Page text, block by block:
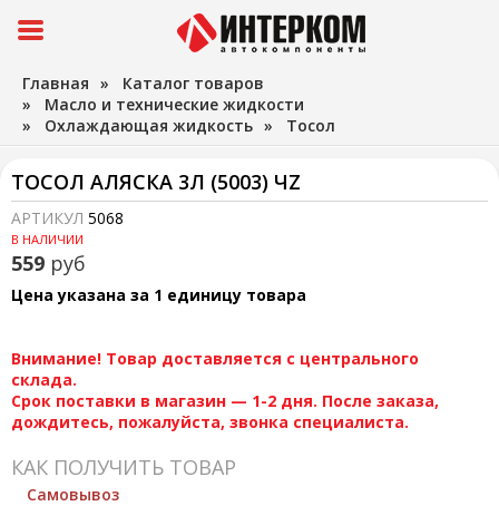
Главная » Каталог товаров
» Масло и технические жидкости
» Охлаждающая жидкость » Тосол
ТОСОЛ АЛЯСКА 3Л (5003) ЧZ
АРТИКУЛ 5068
В НАЛИЧИИ
559 руб
Цена указана за 1 единицу товара
Внимание! Товар доставляется с центрального
склада.
Срок поставки в магазин — 1-2 дня. После заказа,
дождитесь, пожалуйста, звонка специалиста.
КАК ПОЛУЧИТЬ ТОВАР
Самовывоз